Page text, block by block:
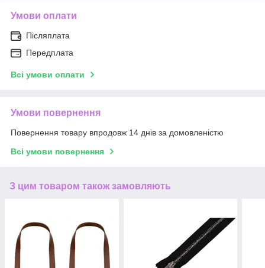
Умови оплати
Післяплата
Передплата
Всі умови оплати
Умови повернення
Повернення товару впродовж 14 днів за домовленістю
Всі умови повернення
З цим товаром також замовляють